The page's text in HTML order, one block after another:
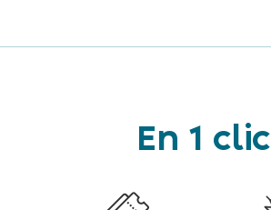
En 1 clic